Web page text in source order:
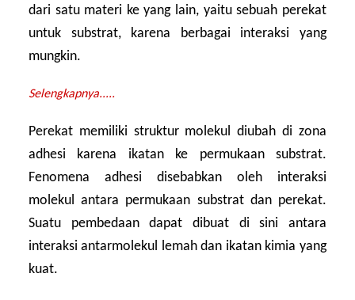
dari satu materi ke yang lain, yaitu sebuah perekat
untuk substrat, karena berbagai interaksi yang
mungkin.
Selengkapnya.....
Perekat memiliki struktur molekul diubah di zona
adhesi karena ikatan ke permukaan substrat.
Fenomena adhesi disebabkan oleh interaksi
molekul antara permukaan substrat dan perekat.
Suatu pembedaan dapat dibuat di sini antara
interaksi antarmolekul lemah dan ikatan kimia yang
kuat.